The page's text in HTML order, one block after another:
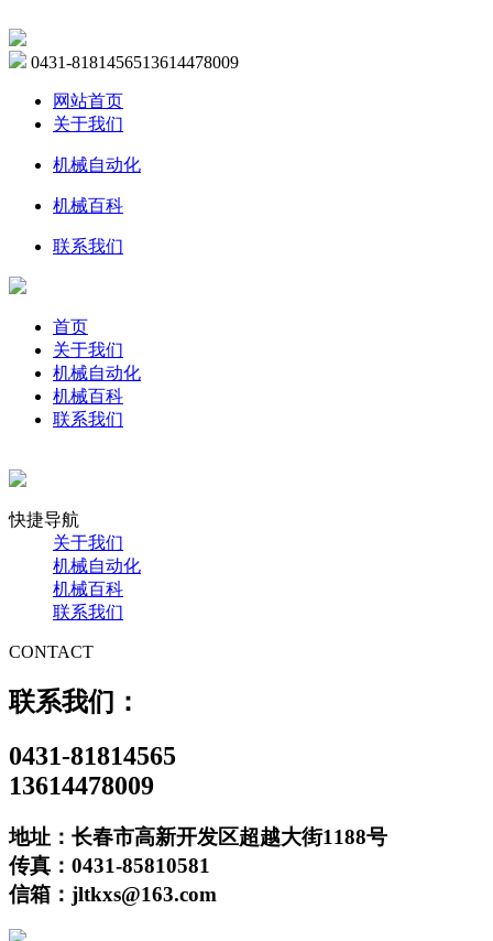
0431-8181456513614478009
网站首页
关于我们
机械自动化
机械百科
联系我们
首页
关于我们
机械自动化
机械百科
联系我们
快捷导航
关于我们
机械自动化
机械百科
联系我们
CONTACT
联系我们：
0431-81814565
13614478009
地址：长春市高新开发区超越大街1188号
传真：0431-85810581
信箱：jltkxs@163.com